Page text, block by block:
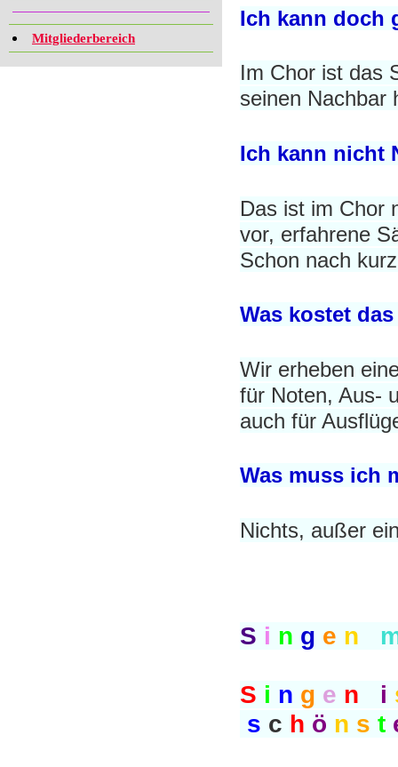
Mitgliederbereich
Ich kann doch
Im Chor ist das
seinen Nachbar
Ich kann nicht
Das ist im Chor
vor, erfahrene
Schon nach
Was kostet
Wir erheben
für Noten, Aus-
auch für
Was muss ich
Nichts, außer
S i n g e n
S i n g e n i
s c h ö n s t